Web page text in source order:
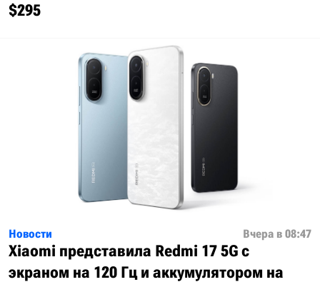
$295
Новости Вчера в 08:47
Xiaomi представила Redmi 17 5G с
экраном на 120 Гц и аккумулятором на